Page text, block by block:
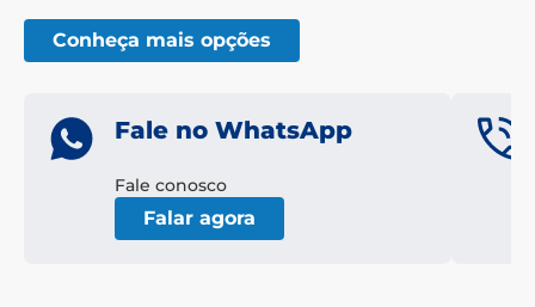
Conheça mais opções
Fale no WhatsApp
Fale conosco
Falar agora